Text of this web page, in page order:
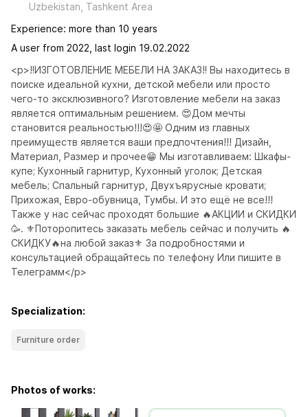
Uzbekistan, Tashkent Area
Experience: more than 10 years
A user from 2022, last login 19.02.2022
<p>‼️ИЗГОТОВЛЕНИЕ МЕБЕЛИ НА ЗАКАЗ‼️ Вы находитесь в
поиске идеальной кухни, детской мебели или просто
чего-то эксклюзивного? Изготовление мебели на заказ
является оптимальным решением. 😍Дом мечты
становится реальностью!!!😍🤩 Одним из главных
преимуществ является ваши предпочтения!!! Дизайн,
Материал, Размер и прочее😁 Мы изготавливаем: Шкафы-
купе; Кухонный гарнитур, Кухонный уголок; Детская
мебель; Спальный гарнитур, Двухъярусные кровати;
Прихожая, Евро-обувница, Тумбы. И это ещё не все!!!
Также у нас сейчас проходят большие 🔥АКЦИИ и СКИДКИ
🥳. ⚜️Поторопитесь заказать мебель сейчас и получить 🔥
СКИДКУ🔥на любой заказ⚜️ За подробностями и
консультацией обращайтесь по телефону Или пишите в
Телеграмм</p>
Specialization:
Furniture order
Photos of works: